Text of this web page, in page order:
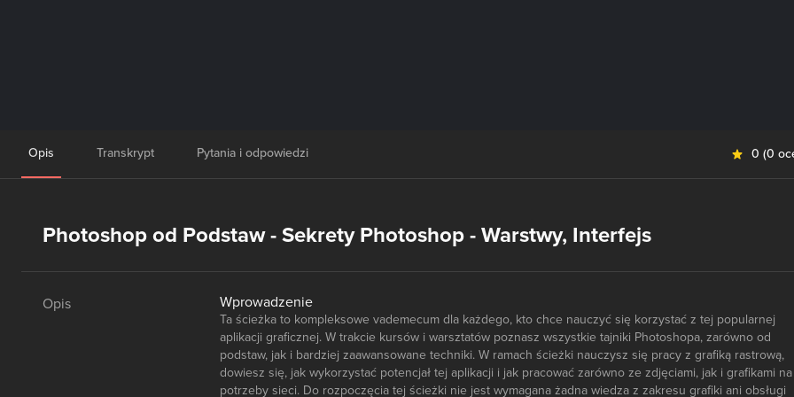
Opis Transkrypt Pytania i odpowiedzi 0 (0
Photoshop od Podstaw - Sekrety Photoshop - Warstwy, Interfejs
Opis Wprowadzenie
Ta ścieżka to kompleksowe vademecum dla każdego, kto chce nauczyć się korzystać z tej popularnej
aplikacji graficznej. W trakcie kursów i warsztatów poznasz wszystkie tajniki Photoshopa, zarówno od
podstaw, jak i bardziej zaawansowane techniki. W ramach ścieżki nauczysz się pracy z grafiką rastrową,
dowiesz się, jak wykorzystać potencjał tej aplikacji i jak pracować zarówno ze zdjęciami, jak i grafikami na
potrzeby sieci. Do rozpoczęcia tej ścieżki nie jest wymagana żadna wiedza z zakresu grafiki ani obsługi